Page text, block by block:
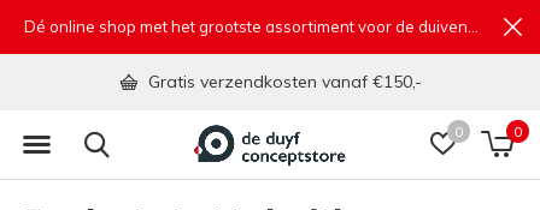
0 0
Gratis verzendkosten vanaf €150,-